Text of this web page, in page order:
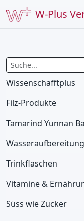
W-Plus
Wissenschafftplus
Filz-Produkte
Tamarind Yunnan
Wasseraufbereitung
Trinkflaschen
Vitamine &
Süss wie Zucker